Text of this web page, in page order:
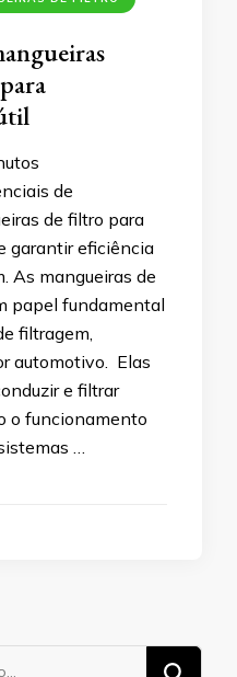
de
de filtro para
garantir eficiência
As mangueiras de
papel fundamental
filtragem,
automotivo. Elas
e filtrar
o funcionamento
…